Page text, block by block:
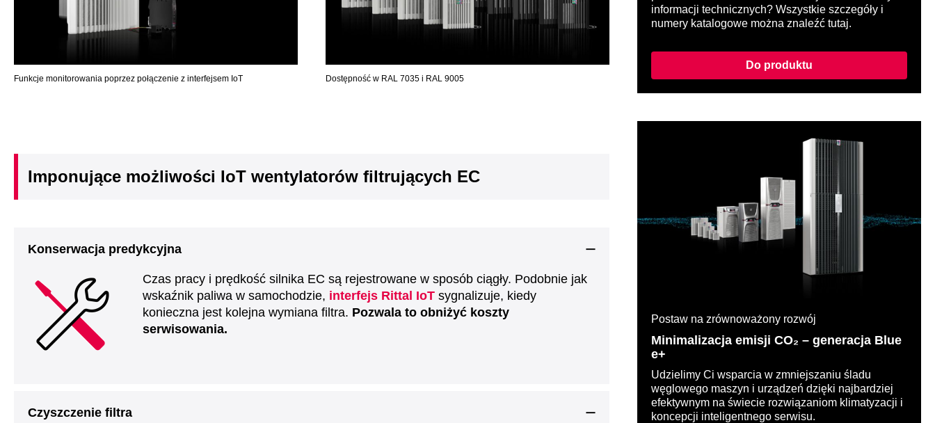
Funkcje monitorowania poprzez połączenie z interfejsem IoT Dostępność w RAL 7035 i RAL 9005
Imponujące możliwości IoT wentylatorów filtrujących EC
Konserwacja predykcyjna
Czas pracy i prędkość silnika EC są rejestrowane w sposób ciągły. Podobnie jak
wskaźnik paliwa w samochodzie, interfejs Rittal IoT sygnalizuje, kiedy
konieczna jest kolejna wymiana filtra. Pozwala to obniżyć koszty
serwisowania.
Czyszczenie filtra
informacji technicznych? Wszystkie szczegóły i
numery katalogowe można znaleźć tutaj.
Do produktu
Postaw na zrównoważony rozwój
Minimalizacja emisji CO₂ – generacja Blue
e+
Udzielimy Ci wsparcia w zmniejszaniu śladu
węglowego maszyn i urządzeń dzięki najbardziej
efektywnym na świecie rozwiązaniom klimatyzacji i
koncepcji inteligentnego serwisu.